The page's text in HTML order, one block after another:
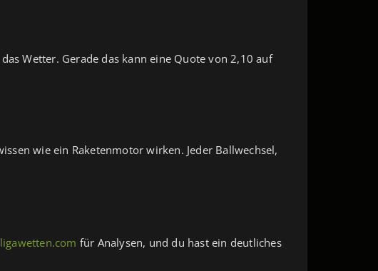
Wetter. Gerade das kann eine Quote von 2,10 auf
wie ein Raketenmotor wirken. Jeder Ballwechsel,
ligawetten.com für Analysen, und du hast ein deutliches